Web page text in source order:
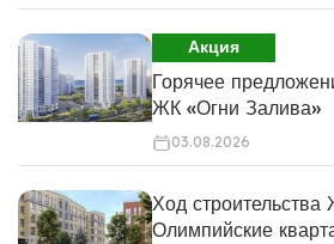
Акция
Горячее
ЖК «Огни Залива»
03.08.2026
Ход
Олимпийские